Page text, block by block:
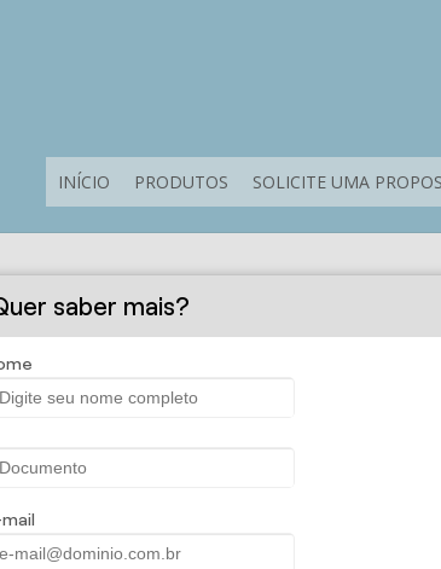
INÍCIO PRODUTOS SOLICITE UMA
Sobre a corretora
há mais de uma década.
todas as necessidades, estamos
e personalizada, oferecemos soluções
e nosso atendimento é moldado para
você foca no que realmente importa para
saber mais?